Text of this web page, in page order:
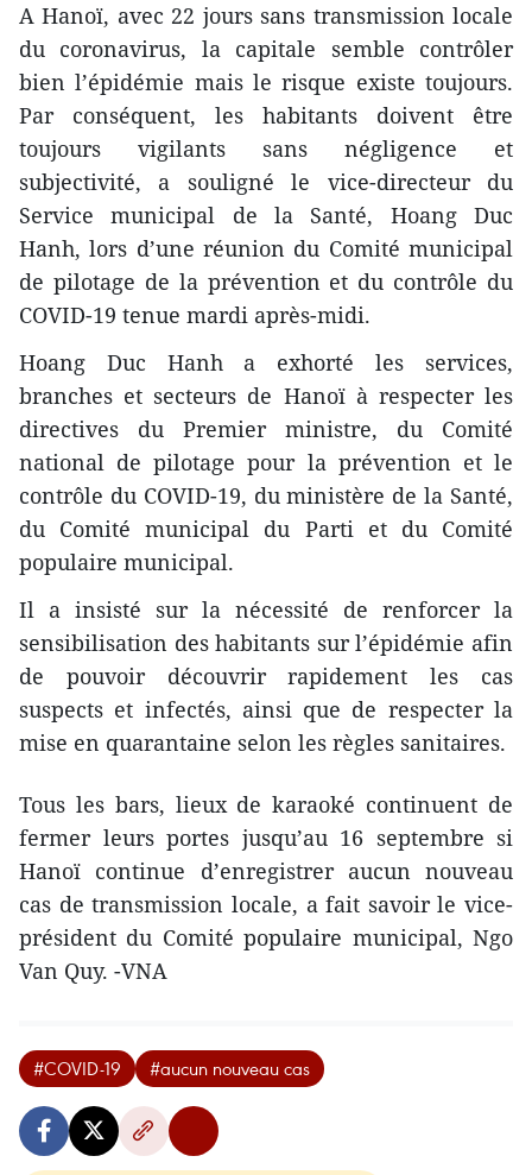
A Hanoï, avec 22 jours sans transmission locale
du coronavirus, la capitale semble contrôler
bien l’épidémie mais le risque existe toujours.
Par conséquent, les habitants doivent être
toujours vigilants sans négligence et
subjectivité, a souligné le vice-directeur du
Service municipal de la Santé, Hoang Duc
Hanh, lors d’une réunion du Comité municipal
de pilotage de la prévention et du contrôle du
COVID-19 tenue mardi après-midi.
Hoang Duc Hanh a exhorté les services,
branches et secteurs de Hanoï à respecter les
directives du Premier ministre, du Comité
national de pilotage pour la prévention et le
contrôle du COVID-19, du ministère de la Santé,
du Comité municipal du Parti et du Comité
populaire municipal.
Il a insisté sur la nécessité de renforcer la
sensibilisation des habitants sur l’épidémie afin
de pouvoir découvrir rapidement les cas
suspects et infectés, ainsi que de respecter la
mise en quarantaine selon les règles sanitaires.
Tous les bars, lieux de karaoké continuent de
fermer leurs portes jusqu’au 16 septembre si
Hanoï continue d’enregistrer aucun nouveau
cas de transmission locale, a fait savoir le vice-
président du Comité populaire municipal, Ngo
Van Quy. -VNA
#COVID-19 #aucun nouveau cas